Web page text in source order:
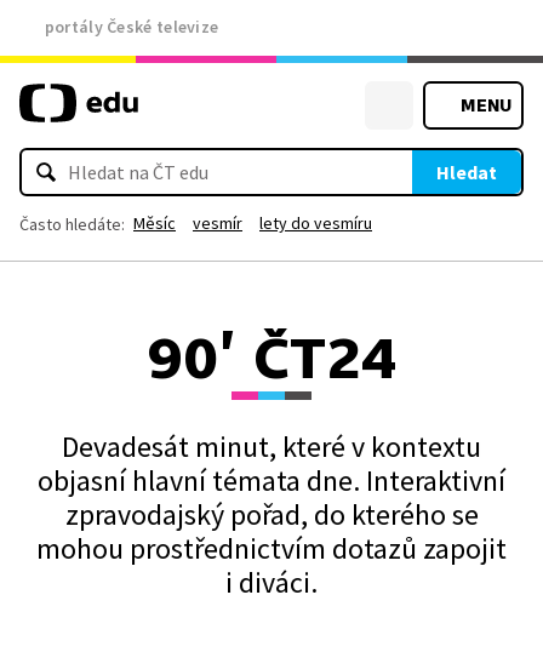
portály České televize
MENU
Hledat
Často hledáte: Měsíc vesmír lety do vesmíru
90’ ČT24
Devadesát minut, které v kontextu
objasní hlavní témata dne. Interaktivní
zpravodajský pořad, do kterého se
mohou prostřednictvím dotazů zapojit
i diváci.